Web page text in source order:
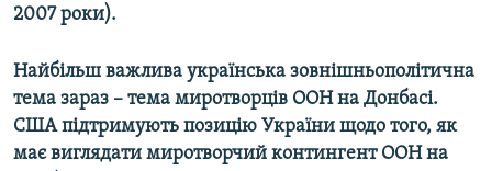
2007 роки).
Найбільш важлива українська зовнішньополітична
тема зараз – тема миротворців ООН на Донбасі.
США підтримують позицію України щодо того, як
має виглядати миротворчий контингент ООН на